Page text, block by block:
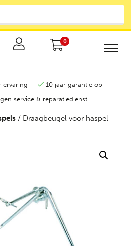
0
ervaring
10 jaar garantie op
service & reparatiedienst
/ Draagbeugel voor haspel